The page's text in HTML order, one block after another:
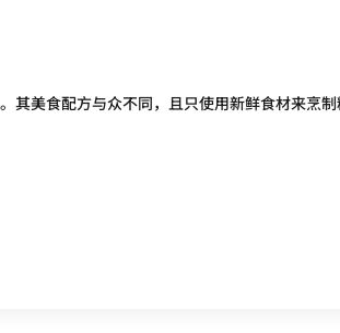
其美食配方与众不同，且只使用新鲜食材来烹